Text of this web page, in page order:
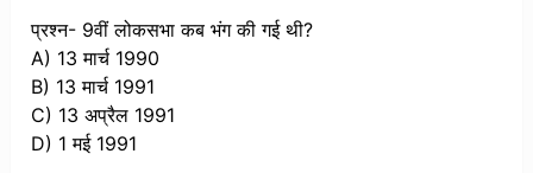
प्रश्न- 9वीं लोकसभा कब भंग की गई थी?
A) 13 मार्च 1990
B) 13 मार्च 1991
C) 13 अप्रैल 1991
D) 1 मई 1991